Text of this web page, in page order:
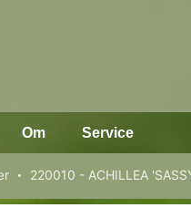
Om Service
220010 - ACHILLEA